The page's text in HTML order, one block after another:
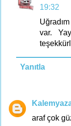
19:32
var.
Yanıtla
araf çok